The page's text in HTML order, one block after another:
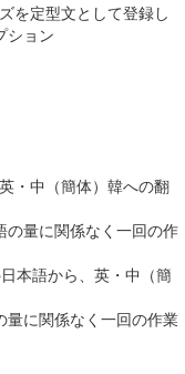
を定型文として登録し
ション
・中（簡体）韓への翻
量に関係なく一回の作
本語から、英・中（簡
量に関係なく一回の作業